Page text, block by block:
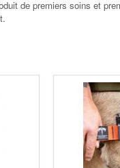
de premiers soins et